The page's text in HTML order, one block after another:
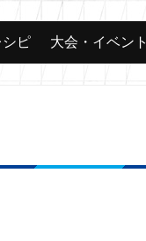
ド 大会
シピ 大会・イベント